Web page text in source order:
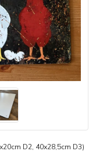
D2, 40x28,5cm D3)